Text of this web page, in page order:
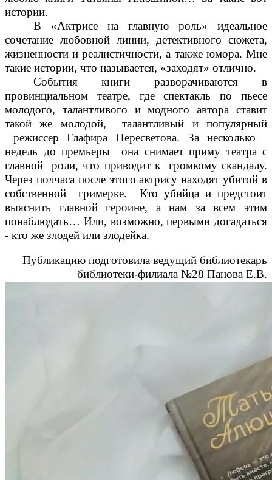
истории.
В «Актрисе на главную роль» идеальное
сочетание любовной линии, детективного сюжета,
жизненности и реалистичности, а также юмора. Мне
такие истории, что называется, «заходят» отлично.
События книги разворачиваются в
провинциальном театре, где спектакль по пьесе
молодого, талантливого и модного автора ставит
такой же молодой, талантливый и популярный
режиссер Глафира Пересветова. За несколько
недель до премьеры она снимает приму театра с
главной роли, что приводит к громкому скандалу.
Через полчаса после этого актрису находят убитой в
собственной гримерке. Кто убийца и предстоит
выяснить главной героине, а нам за всем этим
понаблюдать… Или, возможно, первыми догадаться
- кто же злодей или злодейка.
Публикацию подготовила ведущий библиотекарь
библиотеки-филиала №28 Панова Е.В.